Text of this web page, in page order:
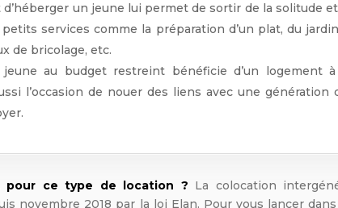
d’héberger un jeune lui permet de sortir de la solitude
services comme la préparation d’un plat, du
de bricolage, etc.
au budget restreint bénéficie d’un logement
l’occasion de nouer des liens avec une génération
pour ce type de location ? La colocation
novembre 2018 par la loi Elan. Pour vous lancer